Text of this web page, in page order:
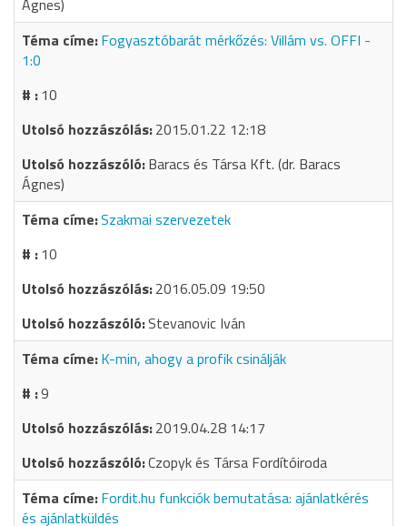
Ágnes)
Fogyasztóbarát mérkőzés: Villám vs. OFFI -
1:0
10
2015.01.22 12:18
Baracs és Társa Kft. (dr. Baracs
Ágnes)
Szakmai szervezetek
10
2016.05.09 19:50
Stevanovic Iván
K-min, ahogy a profik csinálják
9
2019.04.28 14:17
Czopyk és Társa Fordítóiroda
Fordit.hu funkciók bemutatása: ajánlatkérés
és ajánlatküldés